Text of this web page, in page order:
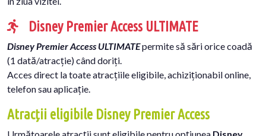
Disney Premier Access ULTIMATE
Disney Premier Access ULTIMATEpermite să sări orice coadă
(1 dată/atracție) când doriți.
Acces direct la toate atracțiile eligibile, achiziționabil online,
telefon sau aplicație.
Atracții eligibile Disney Premier Access